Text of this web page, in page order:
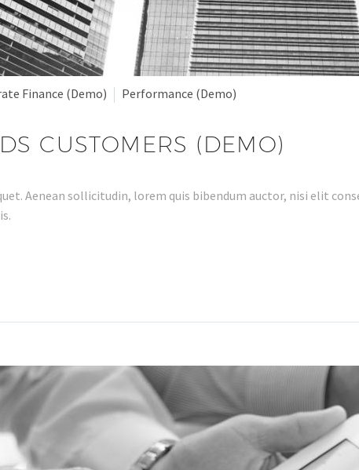
Finance (Demo) Performance (Demo)
CUSTOMERS (DEMO)
Aenean sollicitudin, lorem quis bibendum auctor, nisi elit